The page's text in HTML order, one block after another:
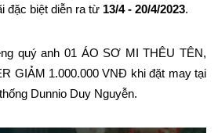
đặc biệt diễn ra từ 13/4 - 20/4/2023.
quý anh 01 ÁO SƠ MI THÊU TÊN,
GIẢM 1.000.000 VNĐ khi đặt may tại
Dunnio Duy Nguyễn.